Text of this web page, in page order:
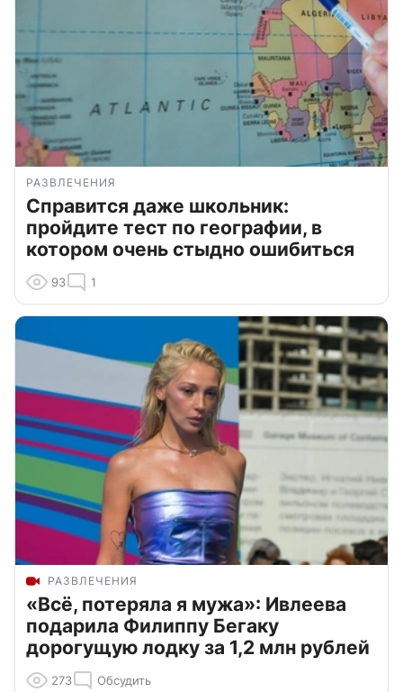
РАЗВЛЕЧЕНИЯ
Справится даже школьник:
пройдите тест по географии, в
котором очень стыдно ошибиться
93 1
РАЗВЛЕЧЕНИЯ
«Всё, потеряла я мужа»: Ивлеева
подарила Филиппу Бегаку
дорогущую лодку за 1,2 млн рублей
273 Обсудить